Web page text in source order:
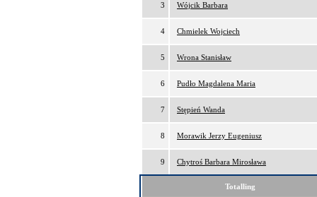
3 Wójcik Barbara
4 Chmielek Wojciech
5 Wrona Stanisław
6 Pudło Magdalena Maria
7 Stępień Wanda
8 Morawik Jerzy Eugeniusz
9 Chytroś Barbara Mirosława
Totalling